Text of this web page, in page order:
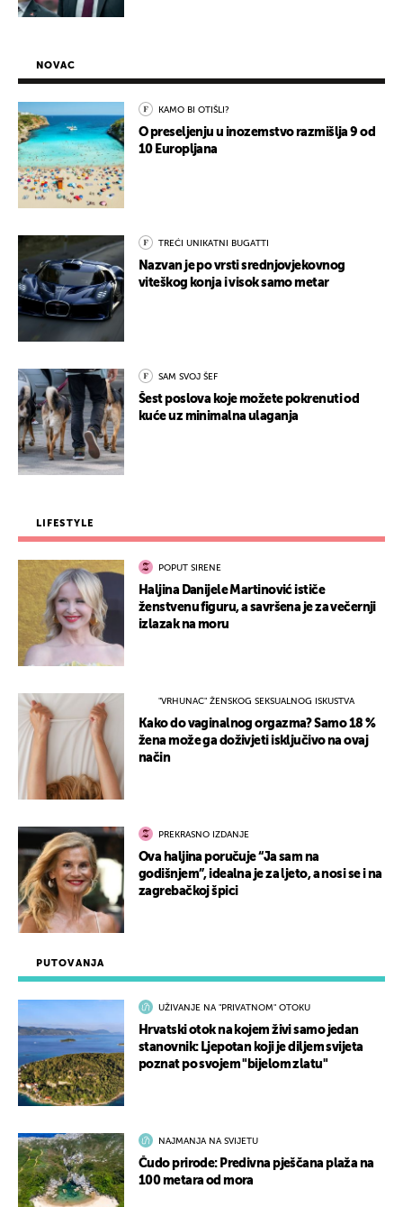
PUTOVANJA
UŽIVANJE NA "PRIVATNOM" OTOKU
Hrvatski otok na kojem živi samo jedan
stanovnik: Ljepotan koji je diljem svijeta
poznat po svojem "bijelom zlatu"
NAJMANJA NA SVIJETU
Čudo prirode: Predivna pješčana plaža na
100 metara od mora
NOVAC
KAMO BI OTIŠLI?
O preseljenju u inozemstvo razmišlja 9 od
10 Europljana
TREĆI UNIKATNI BUGATTI
Nazvan je po vrsti srednjovjekovnog
viteškog konja i visok samo metar
SAM SVOJ ŠEF
Šest poslova koje možete pokrenuti od
kuće uz minimalna ulaganja
LIFESTYLE
POPUT SIRENE
Haljina Danijele Martinović ističe
ženstvenu figuru, a savršena je za večernji
izlazak na moru
"VRHUNAC" ŽENSKOG SEKSUALNOG ISKUSTVA
Kako do vaginalnog orgazma? Samo 18 %
žena može ga doživjeti isključivo na ovaj
način
PREKRASNO IZDANJE
Ova haljina poručuje “Ja sam na
godišnjem”, idealna je za ljeto, a nosi se i na
zagrebačkoj špici